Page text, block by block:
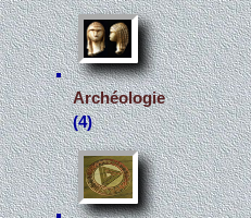
Archéologie
(4)